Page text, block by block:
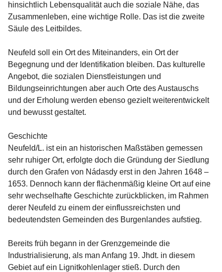
hinsichtlich Lebensqualität auch die soziale Nähe, das
Zusammenleben, eine wichtige Rolle. Das ist die zweite
Säule des Leitbildes.
Neufeld soll ein Ort des Miteinanders, ein Ort der
Begegnung und der Identifikation bleiben. Das kulturelle
Angebot, die sozialen Dienstleistungen und
Bildungseinrichtungen aber auch Orte des Austauschs
und der Erholung werden ebenso gezielt weiterentwickelt
und bewusst gestaltet.
Geschichte
Neufeld/L. ist ein an historischen Maßstäben gemessen
sehr ruhiger Ort, erfolgte doch die Gründung der Siedlung
durch den Grafen von Nádasdy erst in den Jahren 1648 –
1653. Dennoch kann der flächenmäßig kleine Ort auf eine
sehr wechselhafte Geschichte zurückblicken, im Rahmen
derer Neufeld zu einem der einflussreichsten und
bedeutendsten Gemeinden des Burgenlandes aufstieg.
Bereits früh begann in der Grenzgemeinde die
Industrialisierung, als man Anfang 19. Jhdt. in diesem
Gebiet auf ein Lignitkohlenlager stieß. Durch den